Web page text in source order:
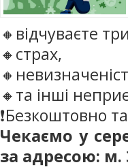
🔸відчуваєте
🔸страх,
🔸та інші
❗️Безкоштовно
Чекаємо у
за адресою: м.